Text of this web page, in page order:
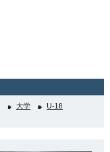
大学
U-18